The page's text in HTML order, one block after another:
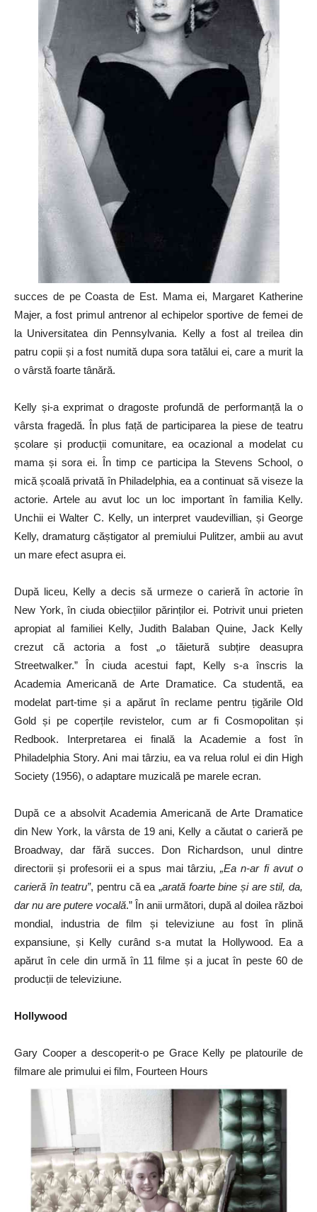
succes de pe Coasta de Est. Mama ei, Margaret Katherine
Majer, a fost primul antrenor al echipelor sportive de femei de
la Universitatea din Pennsylvania. Kelly a fost al treilea din
patru copii și a fost numită dupa sora tatălui ei, care a murit la
o vârstă foarte tânără.
Kelly și-a exprimat o dragoste profundă de performanță la o
vârsta fragedă. În plus față de participarea la piese de teatru
școlare și producții comunitare, ea ocazional a modelat cu
mama și sora ei. În timp ce participa la Stevens School, o
mică școală privată în Philadelphia, ea a continuat să viseze la
actorie. Artele au avut loc un loc important în familia Kelly.
Unchii ei Walter C. Kelly, un interpret vaudevillian, și George
Kelly, dramaturg căștigator al premiului Pulitzer, ambii au avut
un mare efect asupra ei.
După liceu, Kelly a decis să urmeze o carieră în actorie în
New York, în ciuda obiecțiilor părinților ei. Potrivit unui prieten
apropiat al familiei Kelly, Judith Balaban Quine, Jack Kelly
crezut că actoria a fost „o tăietură subțire deasupra
Streetwalker.” În ciuda acestui fapt, Kelly s-a înscris la
Academia Americană de Arte Dramatice. Ca studentă, ea
modelat part-time și a apărut în reclame pentru țigările Old
Gold și pe coperțile revistelor, cum ar fi Cosmopolitan și
Redbook. Interpretarea ei finală la Academie a fost în
Philadelphia Story. Ani mai târziu, ea va relua rolul ei din High
Society (1956), o adaptare muzicală pe marele ecran.
După ce a absolvit Academia Americană de Arte Dramatice
din New York, la vârsta de 19 ani, Kelly a căutat o carieră pe
Broadway, dar fără succes. Don Richardson, unul dintre
directorii și profesorii ei a spus mai târziu, „Ea n-ar fi avut o
carieră în teatru”, pentru că ea „arată foarte bine și are stil, da,
dar nu are putere vocală.” În anii următori, după al doilea război
mondial, industria de film și televiziune au fost în ​​plină
expansiune, și Kelly curând s-a mutat la Hollywood. Ea a
apărut în cele din urmă în 11 filme și a jucat în peste 60 de
producții de televiziune.
Hollywood
Gary Cooper a descoperit-o pe Grace Kelly pe platourile de
filmare ale primului ei film, Fourteen Hours